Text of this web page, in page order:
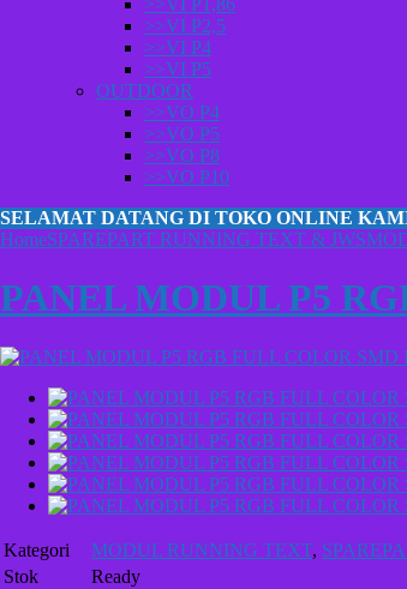
>>VI P1,86
>>VI P2,5
>>VI P4
>>VI P5
OUTDOOR
>>VO P4
>>VO P5
>>VO P8
>>VO P10
SELAMAT DATANG DI TOKO ONLINE
HomeSPAREPART RUNNING TEXT & JWS
PANEL MODUL P5
Kategori MODUL RUNNING TEXT,
Stok
Ready